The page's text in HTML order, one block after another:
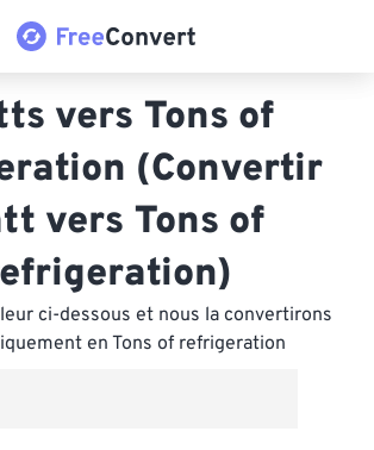
vers Tons of
(Convertir
vers Tons of
ci-dessous et nous la convertirons
en Tons of refrigeration